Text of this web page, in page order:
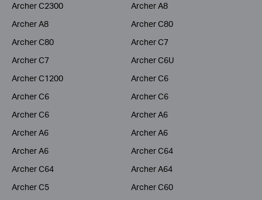
Archer C2300
Archer A8
Archer A8
Archer C80
Archer C80
Archer C7
Archer C7
Archer C6U
Archer C1200
Archer C6
Archer C6
Archer C6
Archer C6
Archer A6
Archer A6
Archer A6
Archer A6
Archer C64
Archer C64
Archer A64
Archer C5
Archer C60